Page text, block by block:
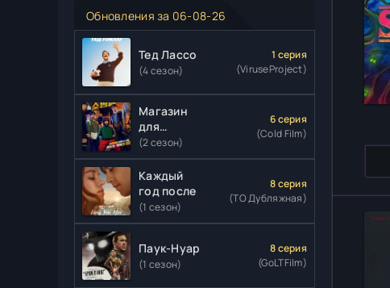
Обновления за 06-08-26
Тед Лассо
(4 сезон)
1 серия
(ViruseProject)
Магазин
для
киллеров
(2 сезон)
6 серия
(Cold Film)
Каждый
год после
(1 сезон)
8 серия
(ТО Дубляжная)
Паук-Нуар
(1 сезон)
8 серия
(GoLTFilm)